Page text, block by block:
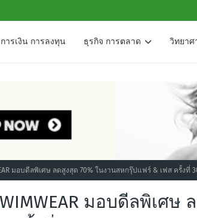
การเงิน การลงทุน ธุรกิจ การตลาด วิทยาศ
มอบดีลพิเศษ ลดสูงสุด 70% ในงานสหกรุ๊ปแฟร์ & เฟส ครั้งที่
มอบดีลพิเศษ